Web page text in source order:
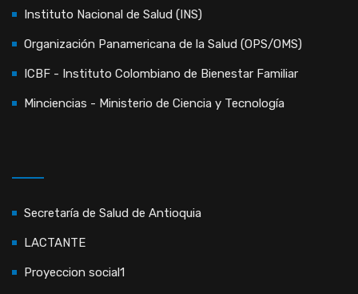
Instituto Nacional de Salud (INS)
Organización Panamericana de la Salud (OPS/OMS)
ICBF - Instituto Colombiano de Bienestar Familiar
Minciencias - Ministerio de Ciencia y Tecnología
Secretaría de Salud de Antioquia
LACTANTE
Proyeccion social1